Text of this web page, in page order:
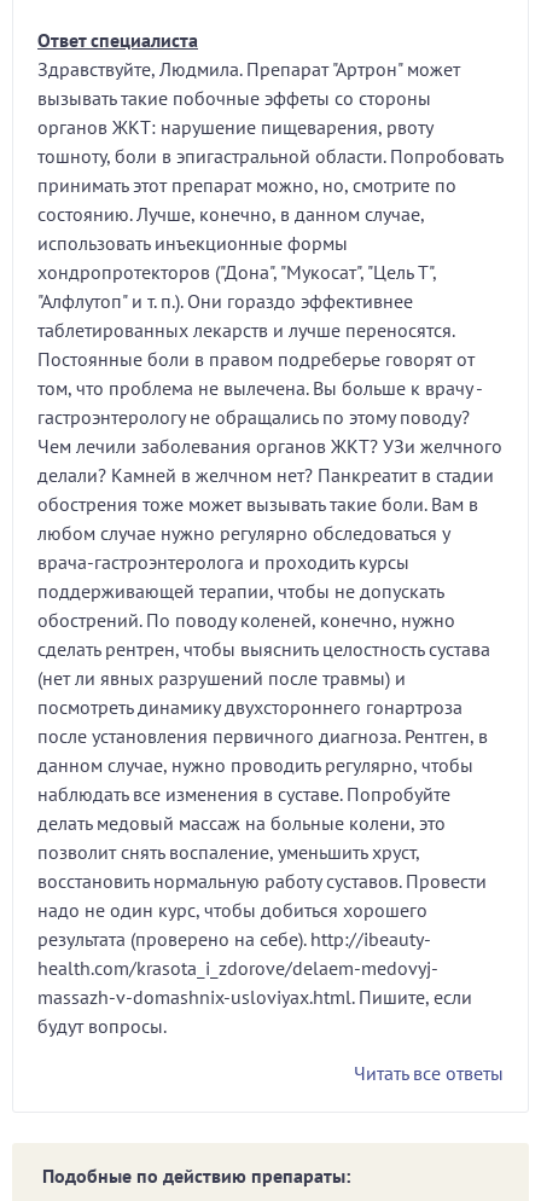
Ответ специалиста
Здравствуйте, Людмила. Препарат "Артрон" может
вызывать такие побочные эффеты со стороны
органов ЖКТ: нарушение пищеварения, рвоту
тошноту, боли в эпигастральной области. Попробовать
принимать этот препарат можно, но, смотрите по
состоянию. Лучше, конечно, в данном случае,
использовать инъекционные формы
хондропротекторов ("Дона", "Мукосат", "Цель Т",
"Алфлутоп" и т. п.). Они гораздо эффективнее
таблетированных лекарств и лучше переносятся.
Постоянные боли в правом подреберье говорят от
том, что проблема не вылечена. Вы больше к врачу -
гастроэнтерологу не обращались по этому поводу?
Чем лечили заболевания органов ЖКТ? УЗи желчного
делали? Камней в желчном нет? Панкреатит в стадии
обострения тоже может вызывать такие боли. Вам в
любом случае нужно регулярно обследоваться у
врача-гастроэнтеролога и проходить курсы
поддерживающей терапии, чтобы не допускать
обострений. По поводу коленей, конечно, нужно
сделать рентрен, чтобы выяснить целостность сустава
(нет ли явных разрушений после травмы) и
посмотреть динамику двухстороннего гонартроза
после установления первичного диагноза. Рентген, в
данном случае, нужно проводить регулярно, чтобы
наблюдать все изменения в суставе. Попробуйте
делать медовый массаж на больные колени, это
позволит снять воспаление, уменьшить хруст,
восстановить нормальную работу суставов. Провести
надо не один курс, чтобы добиться хорошего
результата (проверено на себе). http://ibeauty-
health.com/krasota_i_zdorove/delaem-medovyj-
massazh-v-domashnix-usloviyax.html. Пишите, если
будут вопросы.
Читать все ответы
Подобные по действию препараты: